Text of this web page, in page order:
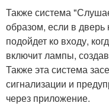
Также система
образом, если в дверь
подойдет ко входу,
включит лампы,
Также эта система
сигнализации и
через приложение.